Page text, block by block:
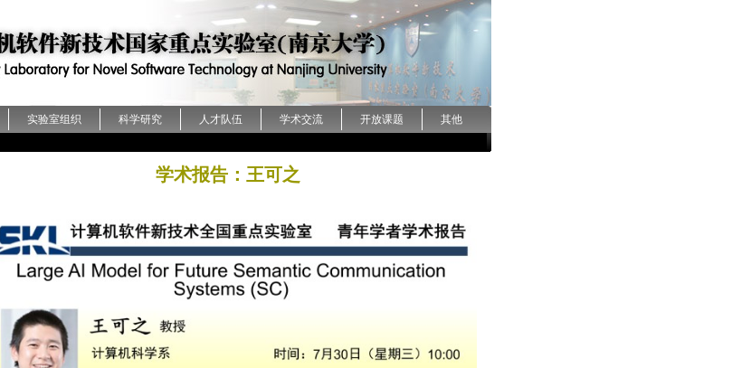
实验室组织 科学研究 人才队伍 学术交流 开放课题
其他
学术报告：王可之